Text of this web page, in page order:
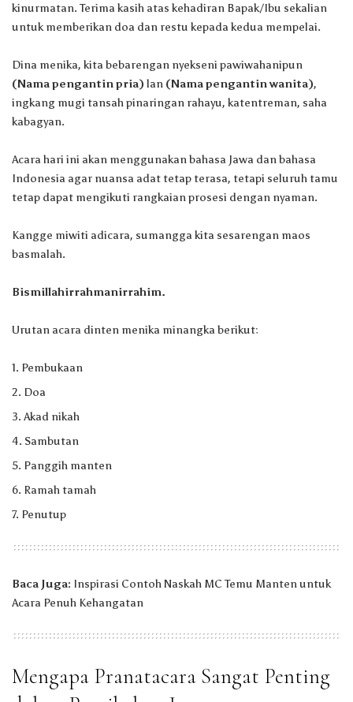
kinurmatan. Terima kasih atas kehadiran Bapak/Ibu sekalian
untuk memberikan doa dan restu kepada kedua mempelai.
Dina menika, kita bebarengan nyekseni pawiwahanipun
(Nama pengantin pria) lan (Nama pengantin wanita),
ingkang mugi tansah pinaringan rahayu, katentreman, saha
kabagyan.
Acara hari ini akan menggunakan bahasa Jawa dan bahasa
Indonesia agar nuansa adat tetap terasa, tetapi seluruh tamu
tetap dapat mengikuti rangkaian prosesi dengan nyaman.
Kangge miwiti adicara, sumangga kita sesarengan maos
basmalah.
Bismillahirrahmanirrahim.
Urutan acara dinten menika minangka berikut:
Pembukaan
Doa
Akad nikah
Sambutan
Panggih manten
Ramah tamah
Penutup
Baca Juga: Inspirasi ContohNaskah MC Temu Mantenuntuk
Acara Penuh Kehangatan
Mengapa Pranatacara Sangat Penting